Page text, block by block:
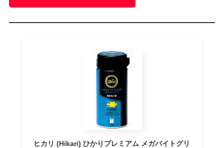
ヒカリ (Hikari) ひかりプレミアム メガバイトグリ